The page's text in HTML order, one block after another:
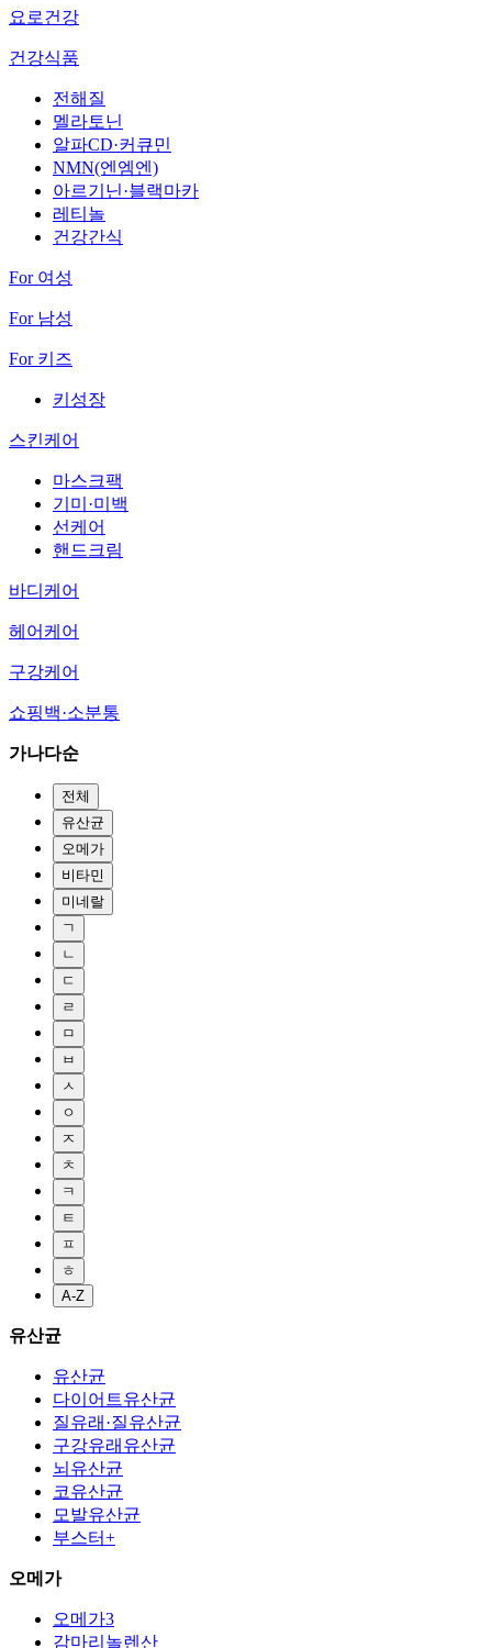
요로건강
건강식품
전해질
멜라토닌
알파CD·커큐민
NMN(엔엠엔)
아르기닌·블랙마카
레티놀
건강간식
For 여성
For 남성
For 키즈
키성장
스킨케어
마스크팩
기미·미백
선케어
핸드크림
바디케어
헤어케어
구강케어
쇼핑백·소분통
가나다순
전체
유산균
오메가
비타민
미네랄
ㄱ
ㄴ
ㄷ
ㄹ
ㅁ
ㅂ
ㅅ
ㅇ
ㅈ
ㅊ
ㅋ
ㅌ
ㅍ
ㅎ
A-Z
유산균
유산균
다이어트유산균
질유래·질유산균
구강유래유산균
뇌유산균
코유산균
모발유산균
부스터+
오메가
오메가3
감마리놀렌산